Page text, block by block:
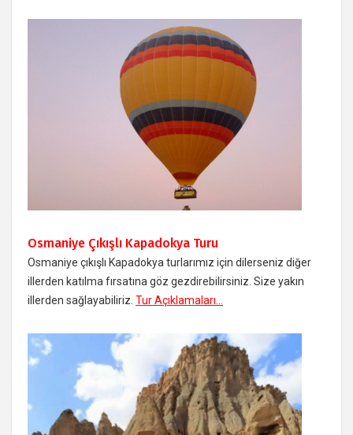
Osmaniye Çıkışlı Kapadokya Turu
Osmaniye çıkışlı Kapadokya turlarımız için dilerseniz diğer
illerden katılma fırsatına göz gezdirebilirsiniz. Size yakın
illerden sağlayabiliriz. Tur Açıklamaları...